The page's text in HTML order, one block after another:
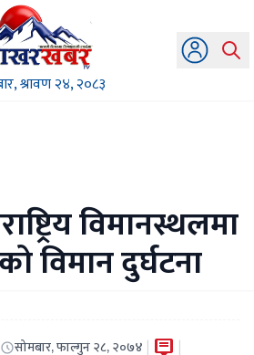
श्रावण २४, २०८३
विमानस्थलमा
विमान दुर्घटना
सोमबार, फाल्गुन २८, २०७४ | |